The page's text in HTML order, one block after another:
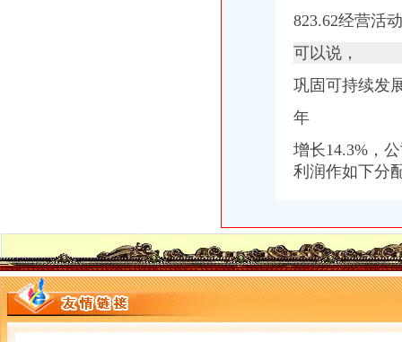
823.62经营活
可以说，
巩固可持续发
年
增长14.3%，
利润作如下分